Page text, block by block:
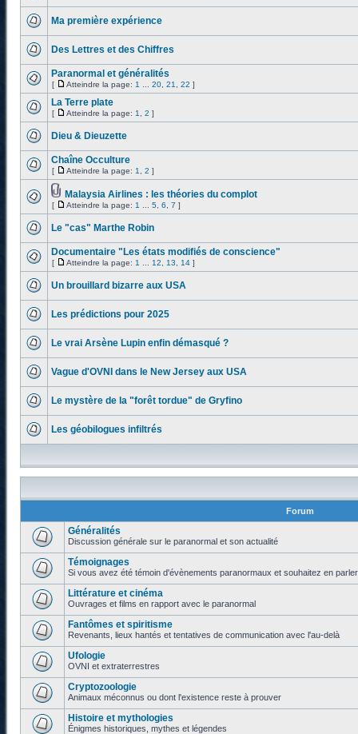
Ma première expérience
Des Lettres et des Chiffres
Paranormal et généralités
[ Atteindre la page: 1 20 21 22 ]
La Terre plate
[ Atteindre la page: 1 2 ]
Dieu & Dieuzette
Chaîne Occulture
[ Atteindre la page: 1 2 ]
Malaysia Airlines : les théories du complot
[ Atteindre la page: 1 5 6 7 ]
Le "cas" Marthe Robin
Documentaire "Les états modifiés de conscience"
[ Atteindre la page: 1 12 13 14 ]
Un brouillard bizarre aux USA
Les prédictions pour 2025
Le vrai Arsène Lupin enfin démasqué ?
Vague d'OVNI dans le New Jersey aux USA
Le mystère de la "forêt tordue" de Gryfino
Les géobilogues infiltrés
Forum
Généralités
Discussion générale sur le paranormal et son actualité
Témoignages
Si vous avez été témoin d'évènements paranormaux et souhaitez en
Littérature et cinéma
Ouvrages et films en rapport avec le paranormal
Fantômes et spiritisme
Revenants, lieux hantés et tentatives de communication avec l'au-delà
Ufologie
OVNI et extraterrestres
Cryptozoologie
Animaux méconnus ou dont l'existence reste à prouver
Histoire et mythologies
Énigmes historiques, mythes et légendes